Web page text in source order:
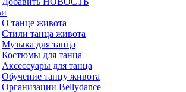
О танце живота
Стили танца живота
Музыка для танца
Костюмы для танца
Аксессуары для танца
Обучение танцу живота
Организации Bellydance